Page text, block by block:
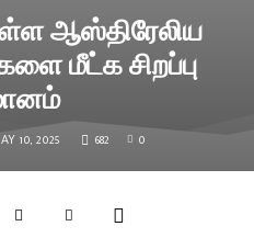
ஆஸ்திரேலிய
மீட்க சிறப்பு
10, 2025 682 0